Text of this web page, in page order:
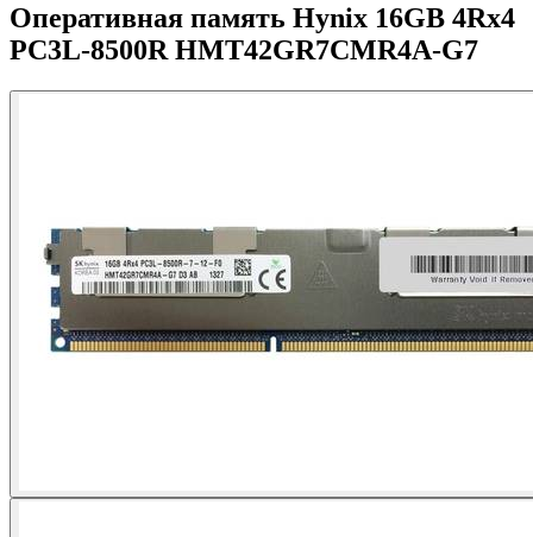
Оперативная память Hynix 16GB 4Rx4
PC3L-8500R HMT42GR7CMR4A-G7